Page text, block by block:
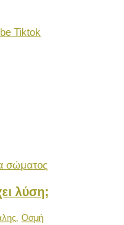
Tiktok
λύση;
,Οσμή